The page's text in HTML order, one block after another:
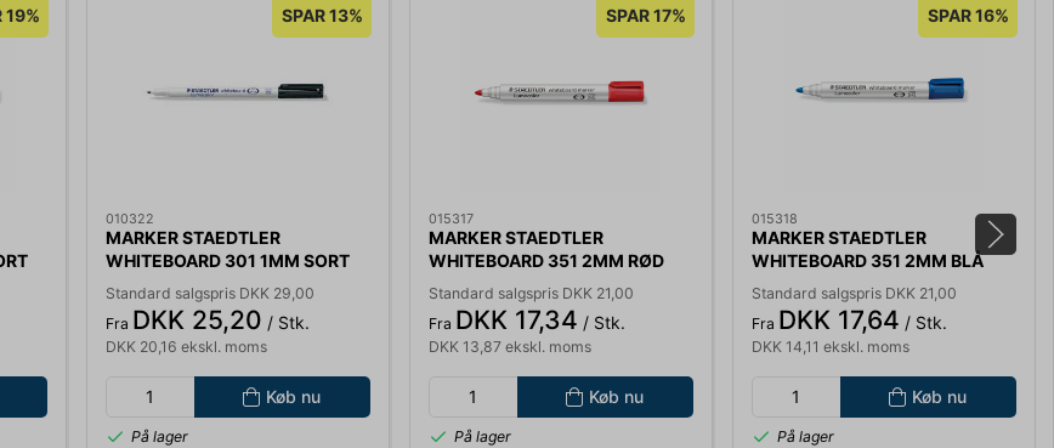
19% SPAR 13%
010322
MARKER STAEDTLER
WHITEBOARD 301 1MM SORT
301-9
Standard salgspris DKK 29,00
Fra DKK 25,20 / Stk.
DKK 20,16 ekskl. moms
Køb nu
På lager
SPAR 17%
015317
MARKER STAEDTLER
WHITEBOARD 351 2MM RØD
Standard salgspris DKK 21,00
Fra DKK 17,34 / Stk.
DKK 13,87 ekskl. moms
Køb nu
På lager
SPAR 16%
015318
MARKER STAEDTLER
WHITEBOARD 351 2MM BLÅ
Standard salgspris DKK 21,00
Fra DKK 17,64 / Stk.
DKK 14,11 ekskl. moms
Køb nu
På lager